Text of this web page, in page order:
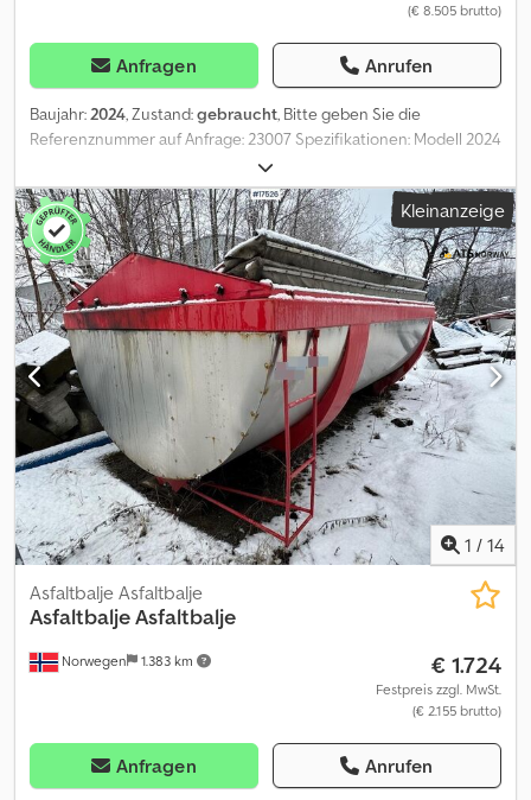
(€ 8.505 brutto)
Anfragen Anrufen
Baujahr:2024, Zustand:gebraucht, Bitte geben Sie die
Referenznummer auf Anfrage: 23007 Spezifikationen: Modell 2024
Arbeitsbreite: 3,7 m Elektrisches Wegeventil Gewicht: 1235 kg
Markierungsleuchten Sofort lieferbar = Weitere Informationen =
Cedpezqkm Tofx Aavsha Neu: Nein Verwendungszweck:
Gütertransport Seriennummer: 19xxxx Wenden Sie sich an ATS
Norway, um weitere Informationen zu erhalten.
Kleinanzeige
1 / 14
Norwegen 1.383 km
Asfaltbalje Asfaltbalje
Asfaltbalje Asfaltbalje
€ 1.724
Festpreis zzgl. MwSt.
(€ 2.155 brutto)
Anfragen Anrufen